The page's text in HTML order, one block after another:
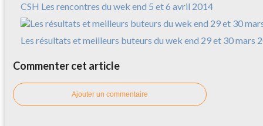
CSH Les rencontres du wek end 5 et 6 avril 2014
Les résultats et meilleurs buteurs du wek end 29 et 30 mars
Commenter cet article
Ajouter un commentaire